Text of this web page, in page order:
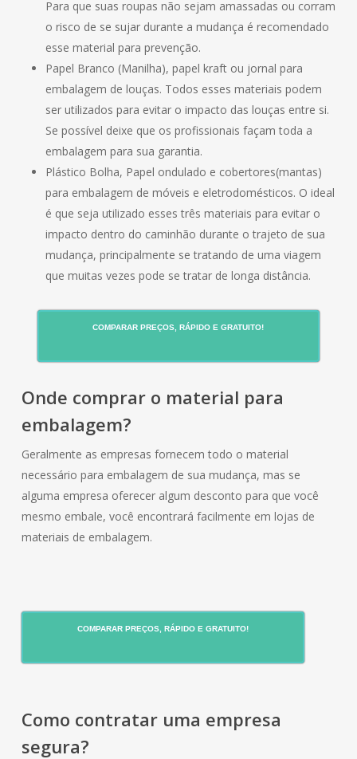
Para que suas roupas não sejam amassadas ou corram
o risco de se sujar durante a mudança é recomendado
esse material para prevenção.
Papel Branco (Manilha), papel kraft ou jornal para
embalagem de louças. Todos esses materiais podem
ser utilizados para evitar o impacto das louças entre si.
Se possível deixe que os profissionais façam toda a
embalagem para sua garantia.
Plástico Bolha, Papel ondulado e cobertores(mantas)
para embalagem de móveis e eletrodomésticos. O ideal
é que seja utilizado esses três materiais para evitar o
impacto dentro do caminhão durante o trajeto de sua
mudança, principalmente se tratando de uma viagem
que muitas vezes pode se tratar de longa distância.
COMPARAR PREÇOS, RÁPIDO E GRATUITO!
Onde comprar o material para
embalagem?
Geralmente as empresas fornecem todo o material
necessário para embalagem de sua mudança, mas se
alguma empresa oferecer algum desconto para que você
mesmo embale, você encontrará facilmente em lojas de
materiais de embalagem.
COMPARAR PREÇOS, RÁPIDO E GRATUITO!
Como contratar uma empresa
segura?